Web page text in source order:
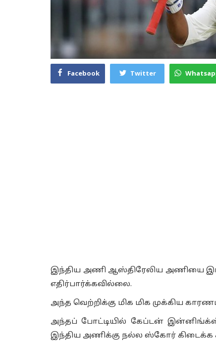
Facebook Twitter
இந்திய அணி ஆஸ்திரேலிய அணியை
எதிர்பார்க்கவில்லை.
அந்த வெற்றிக்கு மிக மிக முக்கிய
அந்தப் போட்டியில் கேப்டன்
இந்திய அணிக்கு நல்ல ஸ்கோர் கிடைக்க